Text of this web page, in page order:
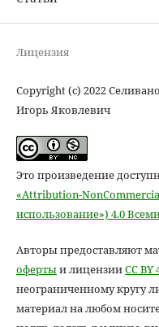
Лицензия
Copyright (c) 2022
Игорь Яковлевич
Это произведение
«Attribution-
использование») 4.0
Авторы предоставляют
офертыи лицензииCC BY
неограниченному кругу
материал на любом